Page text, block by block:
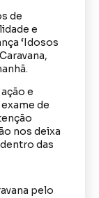
de
e
‘Idosos
e
de
nos deixa
das
pelo